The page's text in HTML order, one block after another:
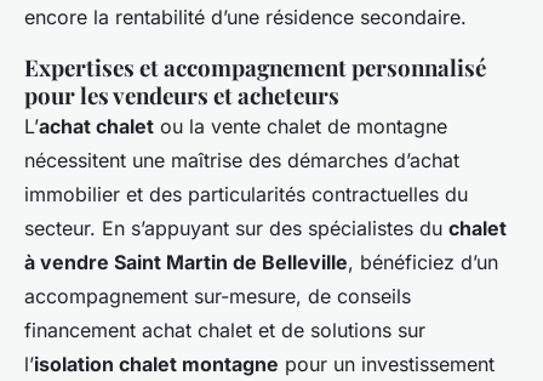
encore la rentabilité d’une résidence secondaire.
Expertises et accompagnement personnalisé
pour les vendeurs et acheteurs
L’achat chalet ou la vente chalet de montagne
nécessitent une maîtrise des démarches d’achat
immobilier et des particularités contractuelles du
secteur. En s’appuyant sur des spécialistes du chalet
à vendre Saint Martin de Belleville, bénéficiez d’un
accompagnement sur-mesure, de conseils
financement achat chalet et de solutions sur
l’isolation chalet montagne pour un investissement